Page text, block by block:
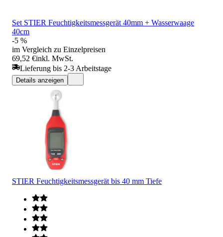
Set STIER Feuchtigkeitsmessgerät 40mm + Wasserwaage
40cm
-5 %
im Vergleich zu Einzelpreisen
69,52 €inkl. MwSt.
Lieferung bis 2-3 Arbeitstage
Details anzeigen
STIER Feuchtigkeitsmessgerät bis 40 mm Tiefe